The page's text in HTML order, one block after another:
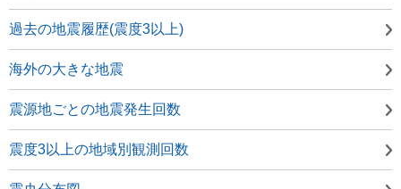
過去の地震履歴(震度3以上)
海外の大きな地震
震源地ごとの地震発生回数
震度3以上の地域別観測回数